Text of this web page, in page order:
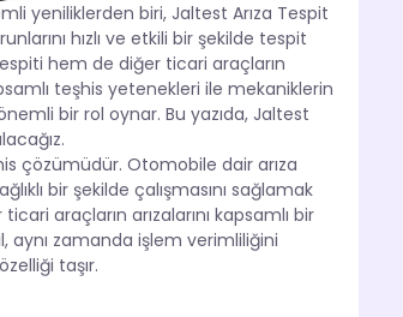
yeniliklerden biri, Jaltest Arıza Tespit
hızlı ve etkili bir şekilde tespit
hem de diğer ticari araçların
teşhis yetenekleri ile mekaniklerin
bir rol oynar. Bu yazıda, Jaltest
çözümüdür. Otomobile dair arıza
bir şekilde çalışmasını sağlamak
araçların arızalarını kapsamlı bir
aynı zamanda işlem verimliliğini
taşır.